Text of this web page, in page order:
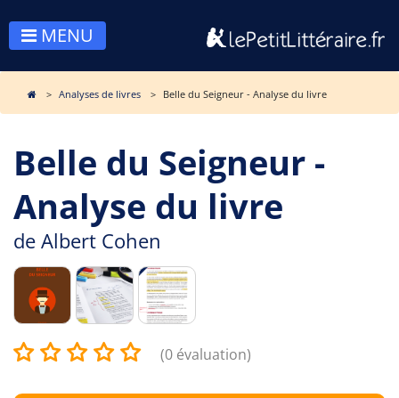
MENU
Analyses de livres Belle du Seigneur - Analyse du livre
Belle du Seigneur -
Analyse du livre
de Albert Cohen
(0 évaluation)